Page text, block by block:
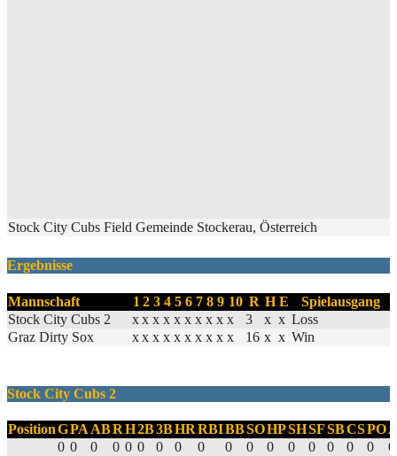
Stock City Cubs Field Gemeinde Stockerau, Österreich
Ergebnisse
Mannschaft 1 2 3 4 5 6 7 8 9 10 R H E
Spielausgang
Stock City Cubs 2
xx x x x x x x x x 3 x x Loss
Graz Dirty Sox
xx x x x x x x x x 16 x x Win
Stock City Cubs 2
PositionGPA ABRH2B3BHRRBIBBSOHPSHSFSBCSPO
0 0 0 0 0 0 0 0 0 0 0 0 0 0 0 0 0 0